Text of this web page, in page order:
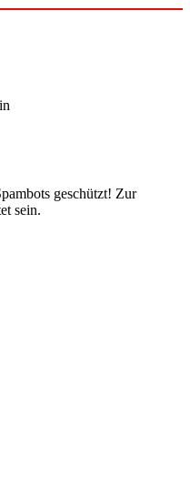
geschützt! Zur
sein.